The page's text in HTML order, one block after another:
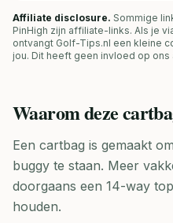
Affiliate disclosure. Sommige
PinHigh zijn affiliate-links. Als je
ontvangt Golf-Tips.nl een kleine
jou. Dit heeft geen invloed op ons
Waarom deze
Een cartbag is gemaakt
buggy te staan. Meer
doorgaans een 14-way
houden.